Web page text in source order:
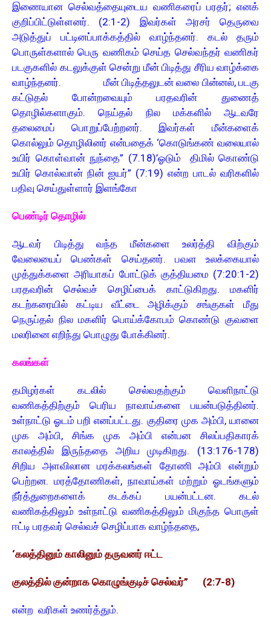
இணையான செல்வத்தையுடைய வணிகரைப் பரதர்; எனக்
குறிப்பிட்டுள்ளனர். (2:1-2) இவர்கள் அரசர் தெருவை
அடுத்துப் பட்டினப்பாக்கத்தில் வாழ்ந்தனர். கடல் தரும்
பொருள்களால் பெரு வணிகம் செய்த செல்வந்தர் வணிகர்
படகுகளில் கடலுக்குள் சென்று மீன் பிடித்து சீரிய வாழ்க்கை
வாழ்ந்தனர். மீன் பிடித்தலுடன் வலை பின்னல், படகு
கட்டுதல் போன்றவையும் பரதவரின் துணைத்
தொழில்களாகும். நெய்தல் நில மக்களில் ஆடவரே
தலைமைப் பொறுப்பேற்றனர். இவர்கள் மீன்களைக்
கொல்லும் தொழிலினர் என்பதைக் ‘கொடுங்கண் வலையால்
உயிர் கொள்வான் நுந்தை” (7.18)’ஓடும் திமில் கொண்டு
உயிர் கொல்வான் நின் ஐயர்” (7:19) என்ற பாடல் வரிகளில்
பதிவு செய்துள்ளார் இளங்கோ
பெண்டிர் தொழில்
ஆடவர் பிடித்து வந்த மீன்களை உலர்த்தி விற்கும்
வேலையைப் பெண்கள் செய்தனர். பவள உலக்கையால்
முத்துக்களை அரியாகப் போட்டுக் குத்தியமை (7:20:1-2)
பரதவரின் செல்வச் செழிப்பைக் காட்டுகிறது. மகளிர்
கடற்கரையில் கட்டிய வீட்டை அழிக்கும் சங்குகள் மீது
நெருப்தல் நில மகளிர் பொய்க்கோபம் கொண்டு குவளை
மலரினை எறிந்து பொழுது போக்கினர்.
கலங்கள்
தமிழர்கள் கடலில் செல்வதற்கும் வெளிநாட்டு
வணிகத்திற்கும் பெரிய நாவாய்களை பயன்படுத்தினர்.
உள்நாட்டு ஓடம் பறி எனப்பட்டது. குதிரை முக அம்பி, யானை
முக அம்பி, சிங்க முக அம்பி என்பன சிலப்பதிகாரக்
காலத்தில் இருந்ததை அறிய முடிகிறது. (13:176-178)
சிறிய அளவிலான மரக்கலங்கள் தோணி அம்பி என்றும்
பெற்றன. மரத்தோணிகள், நாவாய்கள் மற்றும் ஓடங்களும்
நீர்த்துறைகளைக் கடக்கப் பயன்பட்டன. கடல்
வணிகத்திலும் உள்நாட்டு வணிகத்திலும் மிகுந்த பொருள்
ஈட்டி பரதவர் செல்வச் செழிப்பாக வாழ்ந்ததை,
‘கலத்தினும் காலினும் தருவனர் ஈட்ட
குலத்தில் குன்றாக கொழுங்குடிச் செல்வர்” (2:7-8)
என்ற வரிகள் உணர்த்தும் .